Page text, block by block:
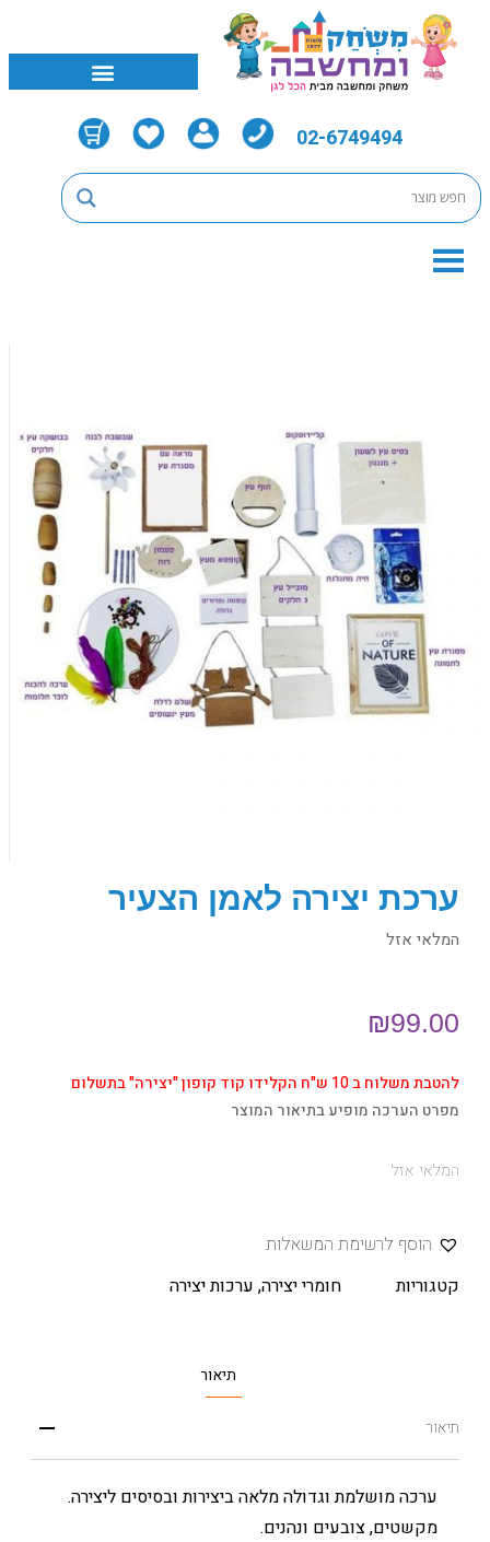
02-6749494
ערכת יצירה לאמן הצעיר
המלאי אזל
₪99.00
להטבת משלוח ב 10 ש"ח הקלידו קוד קופון "יצירה" בתשלום
מפרט הערכה מופיע בתיאור המוצר
המלאי אזל
הוסף לרשימת המשאלות
קטגוריות
חומרי יצירה, ערכות יצירה
תיאור
תיאור
ערכה מושלמת וגדולה מלאה ביצירות ובסיסים ליצירה.
מקשטים, צובעים ונהנים.